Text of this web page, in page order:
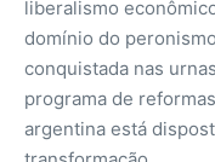
liberalismo
domínio do
conquistada nas
programa de
argentina está